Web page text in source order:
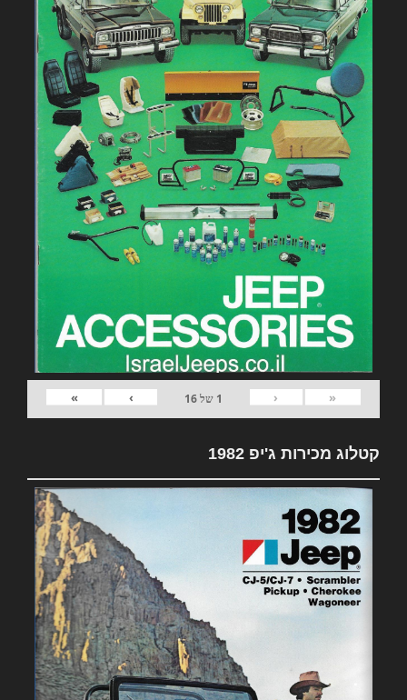
«
‹
1 של16
›
»
קטלוג מכירות ג'יפ 1982